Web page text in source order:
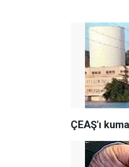
ÇEAŞ'ı